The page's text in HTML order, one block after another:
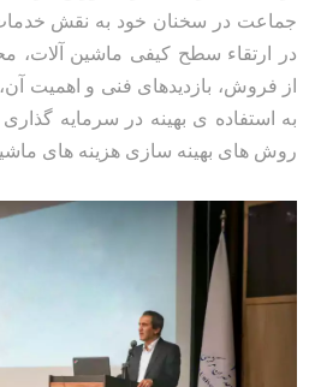
جماعت در سخنان خود به نقش
در ارتقاء سطح کیفی ماشین
از فروش، بازدیدهای فنی و اهمیت
به استفاده ی بهینه در سرمایه
روش های بهینه سازی هزینه های